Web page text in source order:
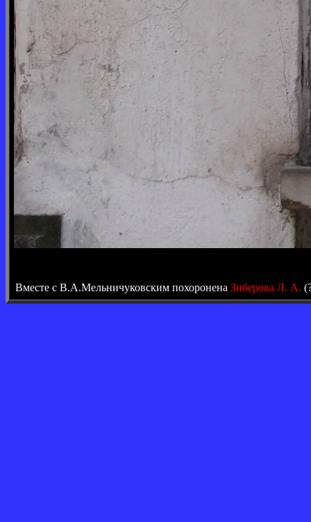
Вместе с В.А.Мельничуковским похоронена Зиберова Л. А.